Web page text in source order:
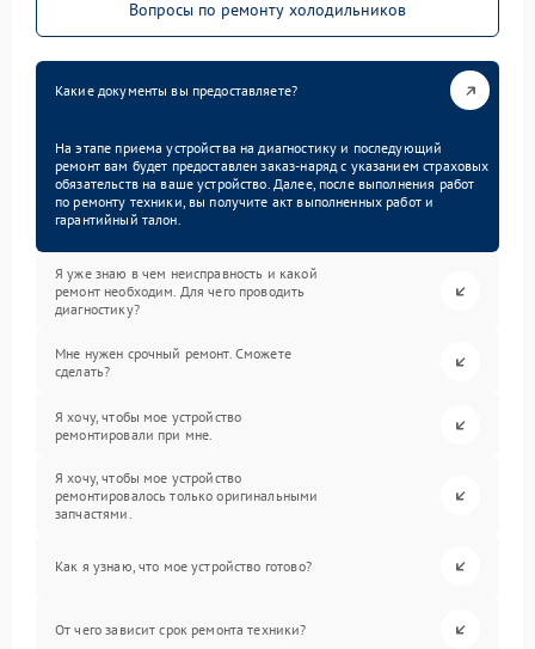
Вопросы по ремонту холодильников
Какие документы вы предоставляете?
На этапе приема устройства на диагностику и последующий
ремонт вам будет предоставлен заказ-наряд с указанием страховых
обязательств на ваше устройство. Далее, после выполнения работ
по ремонту техники, вы получите акт выполненных работ и
гарантийный талон.
Я уже знаю в чем неисправность и какой
ремонт необходим. Для чего проводить
диагностику?
Мне нужен срочный ремонт. Сможете
сделать?
Я хочу, чтобы мое устройство
ремонтировали при мне.
Я хочу, чтобы мое устройство
ремонтировалось только оригинальными
запчастями.
Как я узнаю, что мое устройство готово?
От чего зависит срок ремонта техники?